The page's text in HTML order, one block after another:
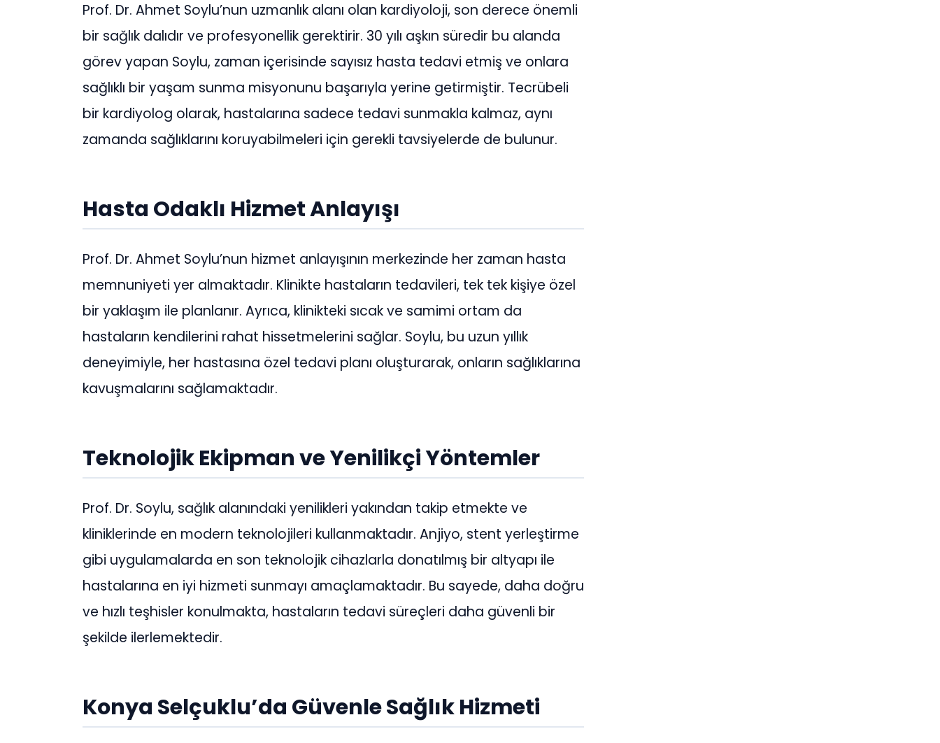
Prof. Dr. Ahmet Soylu’nun uzmanlık alanı olan kardiyoloji, son derece önemli
bir sağlık dalıdır ve profesyonellik gerektirir. 30 yılı aşkın süredir bu alanda
görev yapan Soylu, zaman içerisinde sayısız hasta tedavi etmiş ve onlara
sağlıklı bir yaşam sunma misyonunu başarıyla yerine getirmiştir. Tecrübeli
bir kardiyolog olarak, hastalarına sadece tedavi sunmakla kalmaz, aynı
zamanda sağlıklarını koruyabilmeleri için gerekli tavsiyelerde de bulunur.
Hasta Odaklı Hizmet Anlayışı
Prof. Dr. Ahmet Soylu’nun hizmet anlayışının merkezinde her zaman hasta
memnuniyeti yer almaktadır. Klinikte hastaların tedavileri, tek tek kişiye özel
bir yaklaşım ile planlanır. Ayrıca, klinikteki sıcak ve samimi ortam da
hastaların kendilerini rahat hissetmelerini sağlar. Soylu, bu uzun yıllık
deneyimiyle, her hastasına özel tedavi planı oluşturarak, onların sağlıklarına
kavuşmalarını sağlamaktadır.
Teknolojik Ekipman ve Yenilikçi Yöntemler
Prof. Dr. Soylu, sağlık alanındaki yenilikleri yakından takip etmekte ve
kliniklerinde en modern teknolojileri kullanmaktadır. Anjiyo, stent yerleştirme
gibi uygulamalarda en son teknolojik cihazlarla donatılmış bir altyapı ile
hastalarına en iyi hizmeti sunmayı amaçlamaktadır. Bu sayede, daha doğru
ve hızlı teşhisler konulmakta, hastaların tedavi süreçleri daha güvenli bir
şekilde ilerlemektedir.
Konya Selçuklu’da Güvenle Sağlık Hizmeti